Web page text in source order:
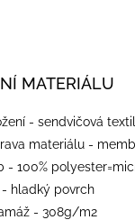
MATERIÁLU
- sendvičová
materiálu -
- 100%
- hladký povrch
- 308g/m2